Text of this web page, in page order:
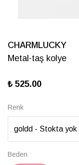
CHARMLUCKY
Metal-taş kolye
₺ 525.00
Renk
Beden